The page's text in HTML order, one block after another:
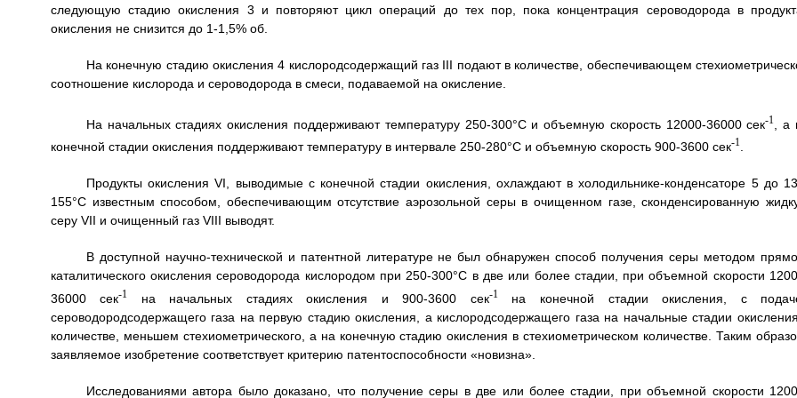
следующую стадию окисления 3 и повторяют цикл операций до тех пор, пока концентрация сероводорода в
окисления не снизится до 1-1,5% об.
На конечную стадию окисления 4 кислородсодержащий газ III подают в количестве, обеспечивающем
соотношение кислорода и сероводорода в смеси, подаваемой на окисление.
На начальных стадиях окисления поддерживают температуру 250-300°C и объемную скорость 12000-36000 сек-1
, а
конечной стадии окисления поддерживают температуру в интервале 250-280°C и объемную скорость 900-3600 сек-1.
Продукты окисления VI, выводимые с конечной стадии окисления, охлаждают в холодильнике-конденсаторе 5 до
155°C известным способом, обеспечивающим отсутствие аэрозольной серы в очищенном газе, сконденсированную
серу VII и очищенный газ VIII выводят.
В доступной научно-технической и патентной литературе не был обнаружен способ получения серы методом
каталитического окисления сероводорода кислородом при 250-300°C в две или более стадии, при объемной скорости
36000 сек-1 на начальных стадиях окисления и 900-3600 сек-1на конечной стадии окисления, с
сероводородсодержащего газа на первую стадию окисления, а кислородсодержащего газа на начальные стадии
количестве, меньшем стехиометрического, а на конечную стадию окисления в стехиометрическом количестве. Таким
заявляемое изобретение соответствует критерию патентоспособности «новизна».
Исследованиями автора было доказано, что получение серы в две или более стадии, при объемной скорости